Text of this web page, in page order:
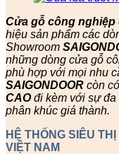
Cửa gỗ công nghiệp
hiệu sản phẩm các
Showroom
những dòng cửa gỗ
phù hợp với mọi nhu
SAIGONDOOR còn
CAOđi kèm với sự đa
phân khúc giá thành.
HỆ THỐNG SIÊU
VIỆT NAM